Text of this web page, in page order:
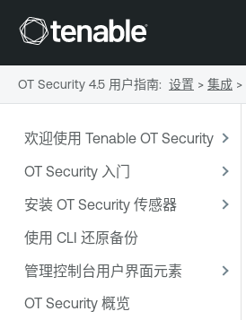
欢迎使用 Tenable OT Security
OT Security 入门
安装 OT Security 传感器
使用 CLI 还原备份
管理控制台用户界面元素
OT Security 概览
OT Security 4.5 用户指南: 设置 > 集成 >